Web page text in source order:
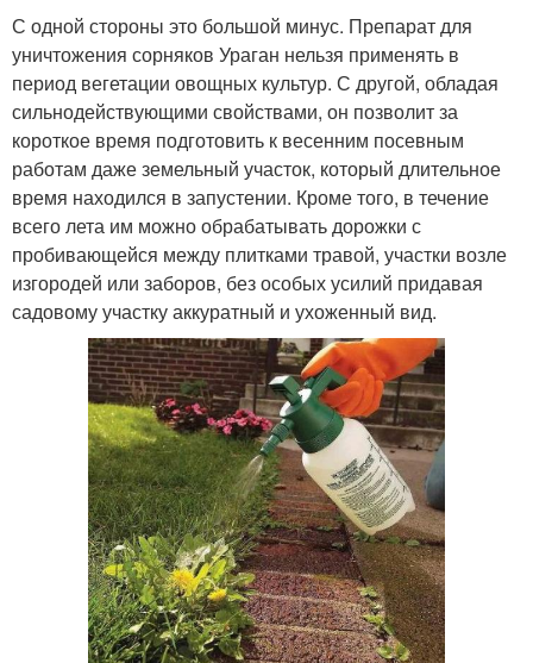
С одной стороны это большой минус. Препарат для
уничтожения сорняков Ураган нельзя применять в
период вегетации овощных культур. С другой, обладая
сильнодействующими свойствами, он позволит за
короткое время подготовить к весенним посевным
работам даже земельный участок, который длительное
время находился в запустении. Кроме того, в течение
всего лета им можно обрабатывать дорожки с
пробивающейся между плитками травой, участки возле
изгородей или заборов, без особых усилий придавая
садовому участку аккуратный и ухоженный вид.